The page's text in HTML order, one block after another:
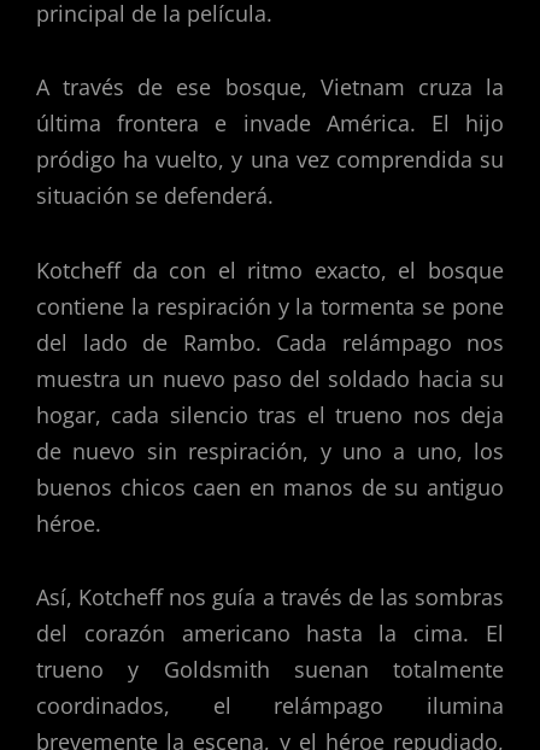
principal de la película.
A través de ese bosque, Vietnam cruza la
última frontera e invade América. El hijo
pródigo ha vuelto, y una vez comprendida su
situación se defenderá.
Kotcheff da con el ritmo exacto, el bosque
contiene la respiración y la tormenta se pone
del lado de Rambo. Cada relámpago nos
muestra un nuevo paso del soldado hacia su
hogar, cada silencio tras el trueno nos deja
de nuevo sin respiración, y uno a uno, los
buenos chicos caen en manos de su antiguo
héroe.
Así, Kotcheff nos guía a través de las sombras
del corazón americano hasta la cima. El
trueno y Goldsmith suenan totalmente
coordinados, el relámpago ilumina
brevemente la escena, y el héroe repudiado,